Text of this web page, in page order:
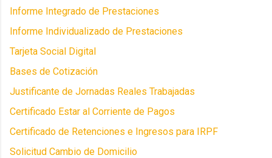
Informe Integrado de Prestaciones
Informe Individualizado de Prestaciones
Tarjeta Social Digital
Bases de Cotización
Justificante de Jornadas Reales Trabajadas
Certificado Estar al Corriente de Pagos
Certificado de Retenciones e Ingresos para IRPF
Solicitud Cambio de Domicilio